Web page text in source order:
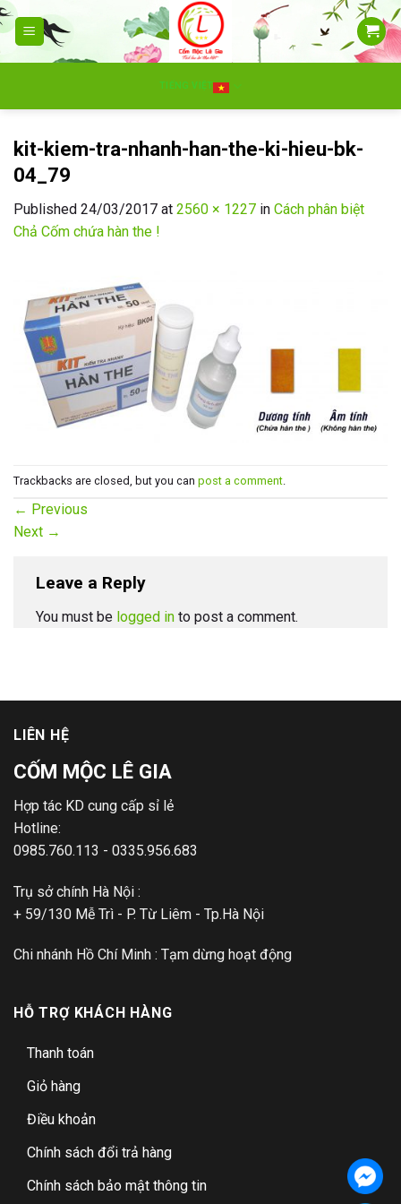
Skip
to
TIẾNG VIỆT
kit-kiem-tra-nhanh-han-the-ki-hieu-bk-
04_79
Published 24/03/2017 at 2560 × 1227 in Cách phân biệt
Chả Cốm chứa hàn the !
Trackbacks are closed, but you can post a comment
← Previous
Next →
Leave a Reply
You must be logged in to post a comment.
LIÊN HỆ
CỐM MỘC LÊ GIA
Hợp tác KD cung cấp sỉ lẻ
Hotline:
0985.760.113 - 0335.956.683
Trụ sở chính Hà Nội :
+ 59/130 Mễ Trì - P. Từ Liêm - Tp.Hà Nội
Chi nhánh Hồ Chí Minh : Tạm dừng hoạt động
HỖ TRỢ KHÁCH HÀNG
Thanh toán
Giỏ hàng
Điều khoản
Chính sách đổi trả hàng
Chính sách bảo mật thông tin